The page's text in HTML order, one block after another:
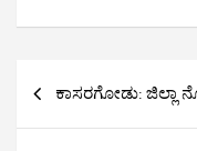
navigation
ಕಾಸರಗೋಡು: ಜಿಲ್ಲಾ